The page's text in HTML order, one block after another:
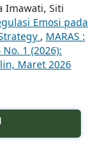
Imawati, Siti
Emosi pada
, MARAS :
1 (2026):
Maret 2026